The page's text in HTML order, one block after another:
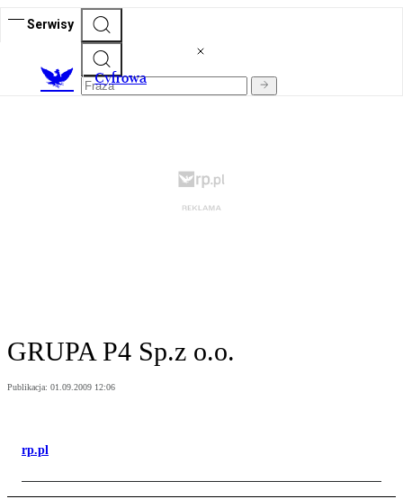
Serwisy
Cyfrowa
GRUPA P4 Sp.z o.o.
Publikacja: 01.09.2009 12:06
rp.pl